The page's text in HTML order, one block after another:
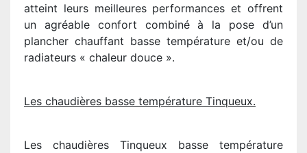
atteint leurs meilleures performances et offrent
un agréable confort combiné à la pose d’un
plancher chauffant basse température et/ou de
radiateurs « chaleur douce ».
Les chaudières basse température Tinqueux.
Les chaudières Tinqueux basse température